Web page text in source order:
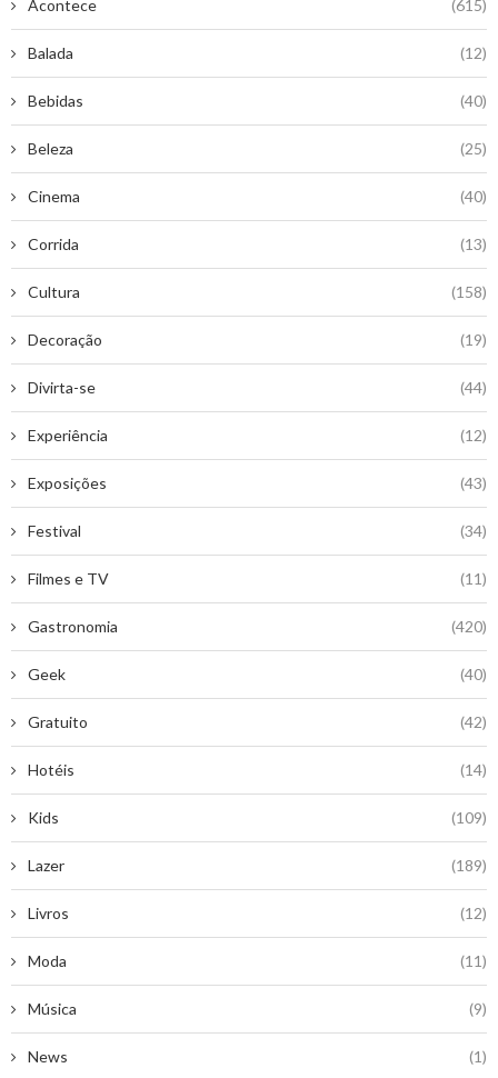
Acontece (615)
Balada (12)
Bebidas (40)
Beleza (25)
Cinema (40)
Corrida (13)
Cultura (158)
Decoração (19)
Divirta-se (44)
Experiência (12)
Exposições (43)
Festival (34)
Filmes e TV (11)
Gastronomia (420)
Geek (40)
Gratuito (42)
Hotéis (14)
Kids (109)
Lazer (189)
Livros (12)
Moda (11)
Música (9)
News (1)